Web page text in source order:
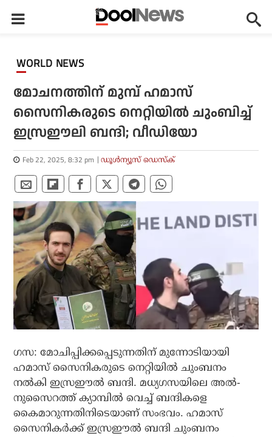
WORLD NEWS
മോചനത്തിന് മുമ്പ് ഹമാസ്
സൈനികരുടെ നെറ്റിയില്‍ ചുംബിച്ച്
ഇസ്രഈലി ബന്ദി; വീഡിയോ
Feb 22, 2025, 8:32 pm ഡൂള്‍ന്യൂസ് ഡെസ്‌ക്
ഗസ: മോചിപ്പിക്കപ്പെടുന്നതിന് മുന്നോടിയായി
ഹമാസ് സൈനികരുടെ നെറ്റിയില്‍ ചുംബനം
നല്‍കി ഇസ്രഈല്‍ ബന്ദി. മധ്യഗസയിലെ അല്‍-
നുസൈറത്ത് ക്യാമ്പില്‍ വെച്ച് ബന്ദികളെ
കൈമാറുന്നതിനിടെയാണ് സംഭവം. ഹമാസ്
സൈനികര്‍ക്ക് ഇസ്രഈല്‍ ബന്ദി ചുംബനം